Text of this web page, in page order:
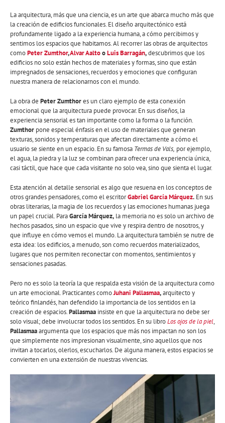
La arquitectura, más que una ciencia, es un arte que abarca mucho más que
la creación de edificios funcionales. El diseño arquitectónico está
profundamente ligado a la experiencia humana, a cómo percibimos y
sentimos los espacios que habitamos. Al recorrer las obras de arquitectos
comoPeter Zumthor,Alvar AaltooLuis Barragán,descubrimos que los
edificios no solo están hechos de materiales y formas, sino que están
impregnados de sensaciones, recuerdos y emociones que configuran
nuestra manera de relacionarnos con el mundo.
La obra de Peter Zumthores un claro ejemplo de esta conexión
emocional que la arquitectura puede provocar. En sus diseños, la
experiencia sensorial es tan importante como la forma o la función.
Zumthor pone especial énfasis en el uso de materiales que generan
texturas, sonidos y temperaturas que afectan directamente a cómo el
usuario se siente en un espacio. En su famosa Termas de Vals, por ejemplo,
el agua, la piedra y la luz se combinan para ofrecer una experiencia única,
casi táctil, que hace que cada visitante no solo vea, sino que sienta el lugar.
Esta atención al detalle sensorial es algo que resuena en los conceptos de
otros grandes pensadores, como el escritorGabriel García Márquez. En sus
obras literarias, la magia de los recuerdos y las emociones humanas juega
un papel crucial. ParaGarcía Márquez, la memoria no es solo un archivo de
hechos pasados, sino un espacio que vive y respira dentro de nosotros, y
que influye en cómo vemos el mundo. La arquitectura también se nutre de
esta idea: los edificios, a menudo, son como recuerdos materializados,
lugares que nos permiten reconectar con momentos, sentimientos y
sensaciones pasadas.
Pero no es solo la teoría la que respalda esta visión de la arquitectura como
un arte emocional. Practicantes comoJuhani Pallasmaa,arquitecto y
teórico finlandés, han defendido la importancia de los sentidos en la
creación de espacios.Pallasmaa insiste en que la arquitectura no debe ser
solo visual; debe involucrar todos los sentidos. En su libroLos ojos de la piel,
Pallasmaaargumenta que los espacios que más nos impactan no son los
que simplemente nos impresionan visualmente, sino aquellos que nos
invitan a tocarlos, olerlos, escucharlos. De alguna manera, estos espacios se
convierten en una extensión de nuestras vivencias.